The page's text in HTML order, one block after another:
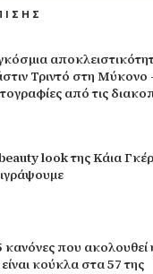
Τριντό στη Μύκονο
από τις
look της Κάια
κανόνες που ακολουθεί
κούκλα στα 57 της